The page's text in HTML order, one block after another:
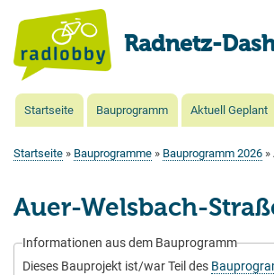
Radnetz-
MainStartseite Bauprogramm Aktuell Geplant
Startseite Bauprogramme Bauprogramm 2026
Auer-Welsbach-
Informationen aus dem Bauprogramm
Dieses Bauprojekt ist/war Teil des